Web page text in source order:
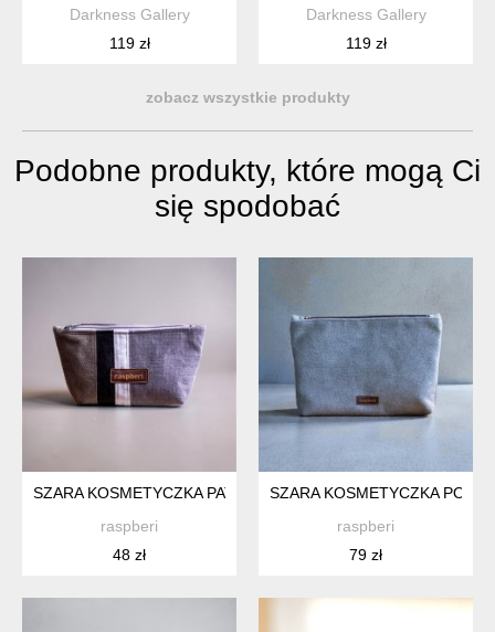
Darkness Gallery
119 zł
Darkness Gallery
119 zł
zobacz wszystkie produkty
Podobne produkty, które mogą Ci
się spodobać
SZARA KOSMETYCZKA PATCHWORK MIDI
raspberi
48 zł
SZARA KOSMETYCZKA
raspberi
79 zł